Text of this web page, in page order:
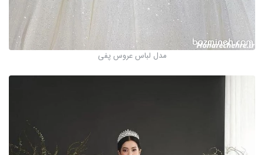
مدل لباس عروس پفی